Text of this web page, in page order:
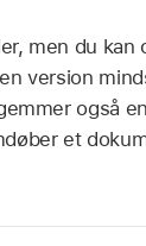
men du kan
version
også
et